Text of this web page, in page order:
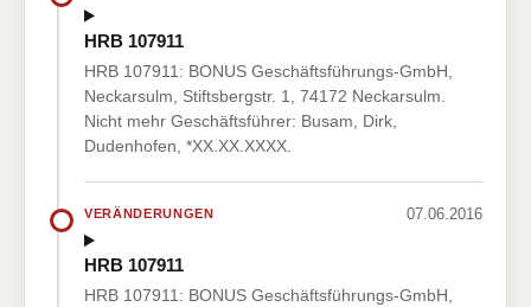
HRB 107911
HRB 107911: BONUS Geschäftsführungs-GmbH,
Neckarsulm, Stiftsbergstr. 1, 74172 Neckarsulm.
Nicht mehr Geschäftsführer: Busam, Dirk,
Dudenhofen, *XX.XX.XXXX.
VERÄNDERUNGEN 07.06.2016
HRB 107911
HRB 107911: BONUS Geschäftsführungs-GmbH,